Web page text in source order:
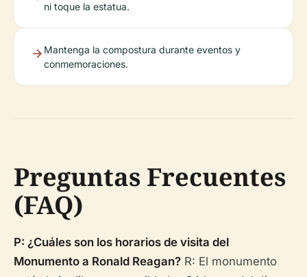
ni toque la estatua.
Mantenga la compostura durante eventos y
conmemoraciones.
Preguntas Frecuentes
(FAQ)
P: ¿Cuáles son los horarios de visita del
Monumento a Ronald Reagan? R: El monumento